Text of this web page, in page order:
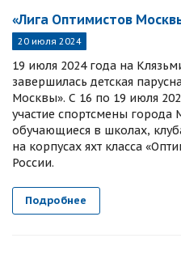
«Лига Оптимистов
20 июля 2024
19 июля 2024 года на
завершилась детская
Москвы». С 16 по 19 июля
участие спортсмены
обучающиеся в школах,
на корпусах яхт класса
России.
Подробнее